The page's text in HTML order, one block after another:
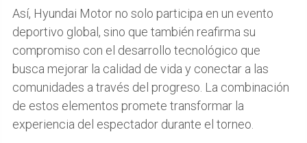
Así, Hyundai Motor no solo participa en un evento
deportivo global, sino que también reafirma su
compromiso con el desarrollo tecnológico que
busca mejorar la calidad de vida y conectar a las
comunidades a través del progreso. La combinación
de estos elementos promete transformar la
experiencia del espectador durante el torneo.